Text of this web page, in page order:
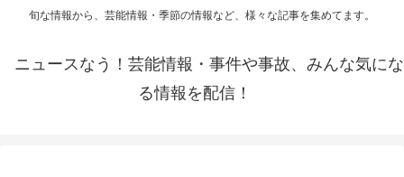
旬な情報から、芸能情報・季節の情報など、様々な記事を集めてます。
ニュースなう！芸能情報・事件や事故、みんな気にな
る情報を配信！